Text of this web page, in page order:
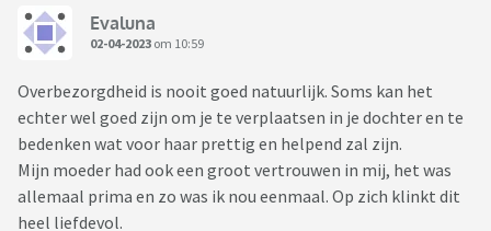
Evaluna
02-04-2023 om 10:59
Overbezorgdheid is nooit goed natuurlijk. Soms kan het
echter wel goed zijn om je te verplaatsen in je dochter en te
bedenken wat voor haar prettig en helpend zal zijn.
Mijn moeder had ook een groot vertrouwen in mij, het was
allemaal prima en zo was ik nou eenmaal. Op zich klinkt dit
heel liefdevol.